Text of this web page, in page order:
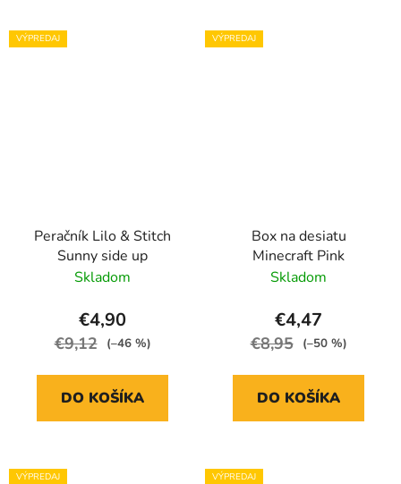
VÝPREDAJ
Peračník Lilo & Stitch
Sunny side up
Skladom
€4,90
€9,12 (–46 %)
DO KOŠÍKA
VÝPREDAJ
Box na desiatu
Minecraft Pink
Skladom
€4,47
€8,95 (–50 %)
DO KOŠÍKA
VÝPREDAJ VÝPREDAJ